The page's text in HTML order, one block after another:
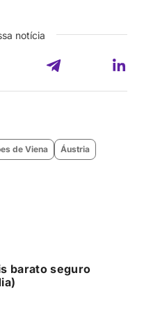
notícia
de Viena
Áustria
barato seguro